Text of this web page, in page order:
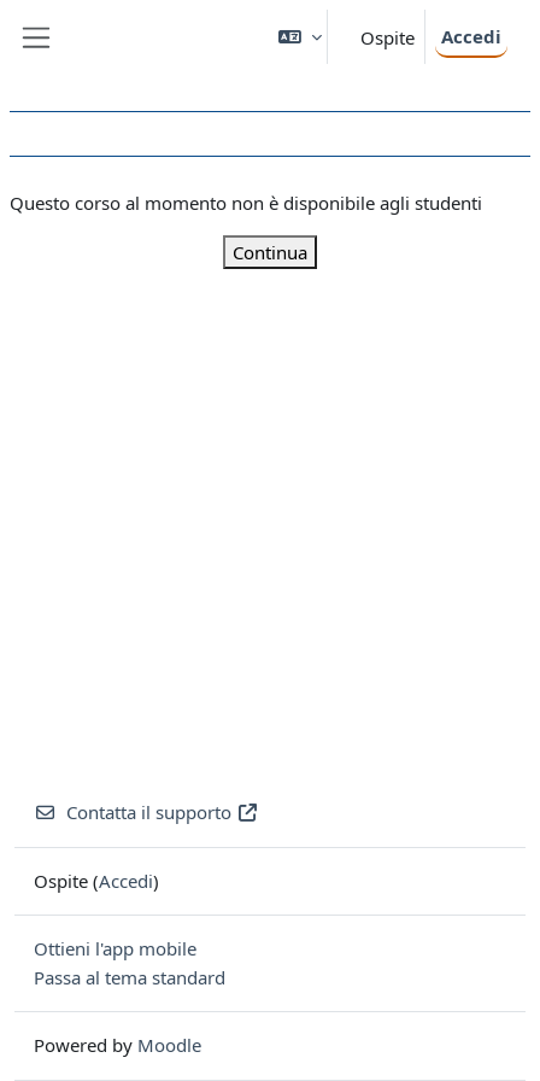
Ospite Accedi
Questo corso al momento non è disponibile agli studenti
Continua
Contatta il supporto
Ospite (Accedi)
Ottieni l'app mobile
Passa al tema standard
Powered by Moodle